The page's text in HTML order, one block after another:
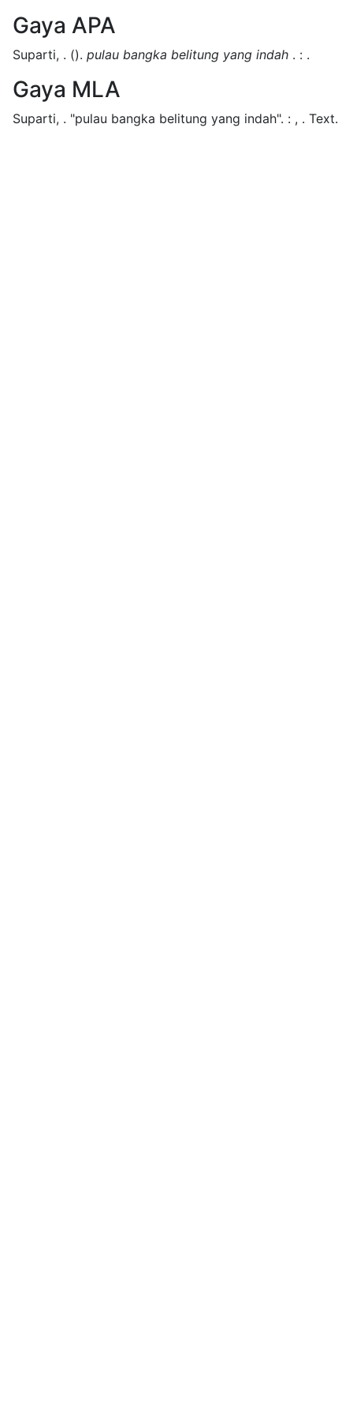
Gaya APA
Suparti, . (). pulau bangka belitung yang indah . : .
Gaya MLA
Suparti, . "pulau bangka belitung yang indah". : , . Text.